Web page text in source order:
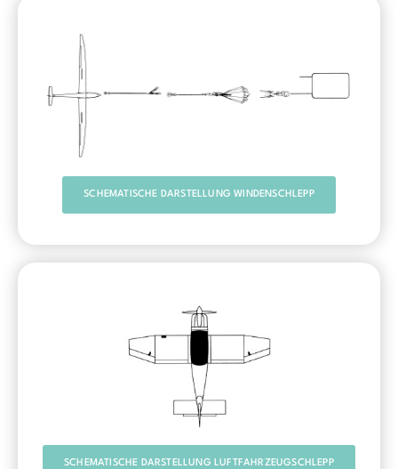
SCHEMATISCHE DARSTELLUNG WINDENSCHLEPP
SCHEMATISCHE DARSTELLUNG LUFTFAHRZEUGSCHLEPP